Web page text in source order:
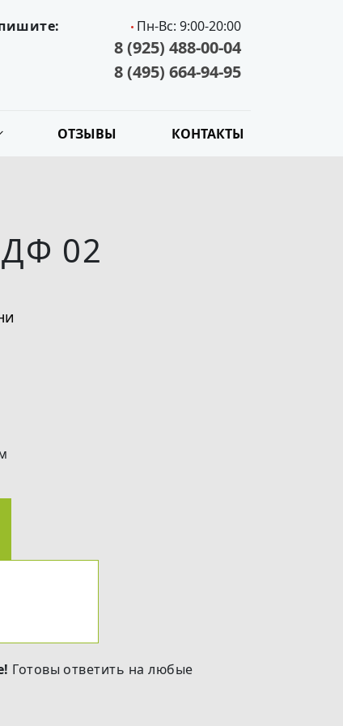
Пн-Вс: 9:00-20:00
8 (925) 488-00-04
8 (495) 664-94-95
ОТЗЫВЫ КОНТАКТЫ
02
Готовы ответить на любые